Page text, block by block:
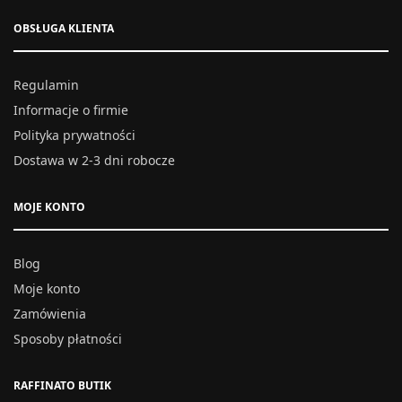
OBSŁUGA KLIENTA
Regulamin
Informacje o firmie
Polityka prywatności
Dostawa w 2-3 dni robocze
MOJE KONTO
Blog
Moje konto
Zamówienia
Sposoby płatności
RAFFINATO BUTIK